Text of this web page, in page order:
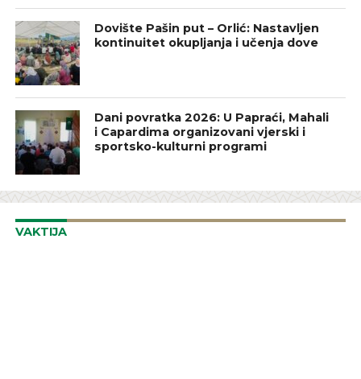
Dovište Pašin put – Orlić: Nastavljen
kontinuitet okupljanja i učenja dove
Dani povratka 2026: U Papraći, Mahali
i Capardima organizovani vjerski i
sportsko-kulturni programi
VAKTIJA